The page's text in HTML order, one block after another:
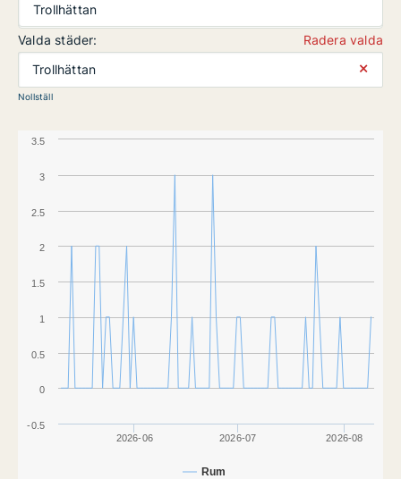
Trollhättan
Valda städer:
Radera valda
Trollhättan
⨯
Nollställ
Rum
2026-06 2026-07 2026-08
-0.5
0
0.5
1
1.5
2
2.5
3
3.5